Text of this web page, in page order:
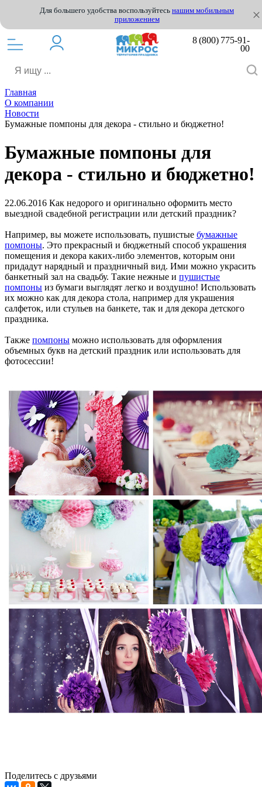
Для большего удобства воспользуйтесь нашим мобильным
приложением
8 (800) 775-91-
00
Главная
О компании
Новости
Бумажные помпоны для декора - стильно и бюджетно!
Бумажные помпоны для
декора - стильно и бюджетно!
22.06.2016 Как недорого и оригинально оформить место
выездной свадебной регистрации или детский праздник?
Например, вы можете использовать, пушистые бумажные
помпоны. Это прекрасный и бюджетный способ украшения
помещения и декора каких-либо элементов, которым они
придадут нарядный и праздничный вид. Ими можно украсить
банкетный зал на свадьбу. Такие нежные и пушистые
помпоны из бумаги выглядят легко и воздушно! Использовать
их можно как для декора стола, например для украшения
салфеток, или стульев на банкете, так и для декора детского
праздника.
Также помпоны можно использовать для оформления
объемных букв на детский праздник или использовать для
фотосессии!
Поделитесь с друзьями